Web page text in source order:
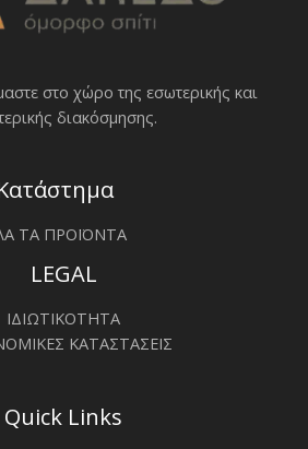
στο χώρο της εσωτερικής και
διακόσμησης.
ΤΑ ΠΡΟΪΟΝΤΑ
LEGAL
ΙΔΙΩΤΙΚΟΤΗΤΑ
ΚΑΤΑΣΤΑΣΕΙΣ
Quick Links